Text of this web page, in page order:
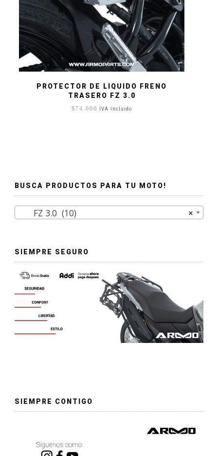
PROTECTOR DE LIQUIDO FRENO
TRASERO FZ 3.0
$ 74.000 IVA incluido
BUSCA PRODUCTOS PARA TU MOTO!
×
FZ 3.0 (10)
SIEMPRE SEGURO
SIEMPRE CONTIGO